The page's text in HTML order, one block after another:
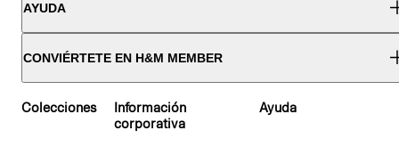
AYUDA
CONVIÉRTETE EN H&M MEMBER
Colecciones
Información
corporativa
Ayuda